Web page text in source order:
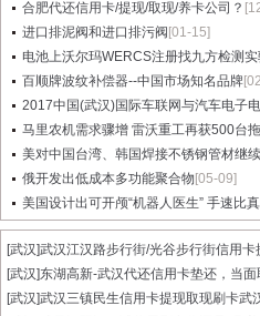
合肥代还信用卡/提现/取现/养卡公司？
进口排泥阀和进口排污阀 [01-15]
电池上沃尔玛WERCS注册找九方检测
百顺牌波纹补偿器--中国市场知名品牌
2017中国(武汉)国际车联网与汽车电子
马里农机需求骤增 雷沃重工再获500台
美对中国台湾、韩国焊接不锈钢管材继
俄开发出低成本多功能聚合物 [05-09]
美国设计出可开颅“机器人医生” 手速比
[武汉]武汉江汉路步行街/光谷步行街信用卡
[武汉]东湖高新-武汉代还信用卡垫还，当面
[武汉]武汉三镇民生信用卡提现取现刷卡武